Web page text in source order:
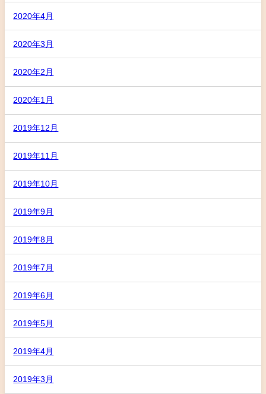
2020年4月
2020年3月
2020年2月
2020年1月
2019年12月
2019年11月
2019年10月
2019年9月
2019年8月
2019年7月
2019年6月
2019年5月
2019年4月
2019年3月